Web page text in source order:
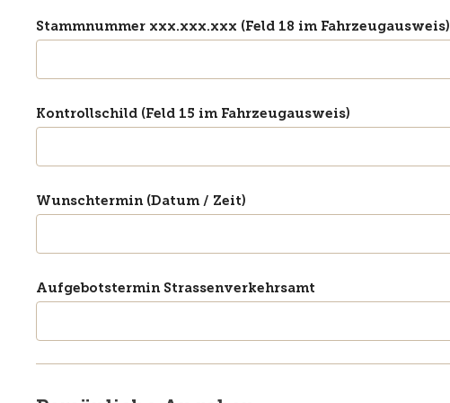
Stammnummer xxx.xxx.xxx (Feld 18 im Fahrzeugausweis)
Kontrollschild (Feld 15 im Fahrzeugausweis)
Wunschtermin (Datum / Zeit)
Aufgebotstermin Strassenverkehrsamt